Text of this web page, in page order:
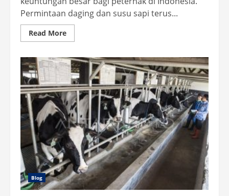
Permintaan daging dan susu sapi terus...
Read MoreRead
more
Usaha
Ternak
Sapi
Bisnis
Menguntungkan!
Blog